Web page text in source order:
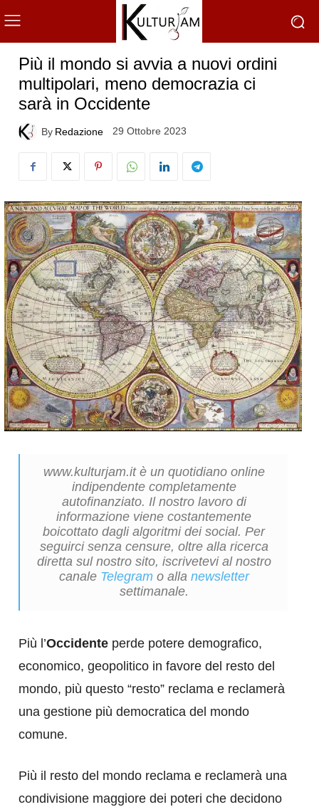
Più il mondo si avvia a nuovi ordini
multipolari, meno democrazia ci
sarà in Occidente
By Redazione 29 Ottobre 2023
www.kulturjam.it è un quotidiano online
indipendente completamente
autofinanziato. Il nostro lavoro di
informazione viene costantemente
boicottato dagli algoritmi dei social. Per
seguirci senza censure, oltre alla ricerca
diretta sul nostro sito, iscrivetevi al nostro
canale Telegram o alla newsletter
settimanale.
Più l’Occidente perde potere demografico,
economico, geopolitico in favore del resto del
mondo, più questo “resto” reclama e reclamerà
una gestione più democratica del mondo
comune.
Più il resto del mondo reclama e reclamerà una
condivisione maggiore dei poteri che decidono